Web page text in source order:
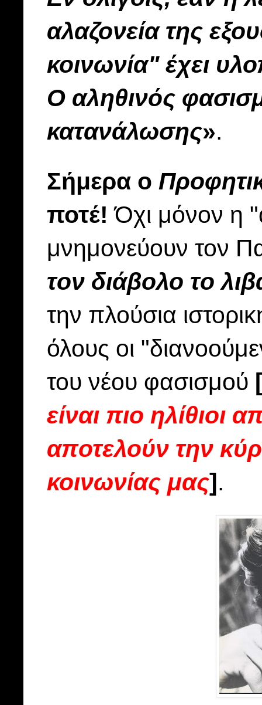
αλαζονεία της
κοινωνία" έχει
Ο αληθινός
κατανάλωσης».
Σήμερα ο
ποτέ! Όχι μόνον η
μνημονεύουν τον
τον διάβολο το
την πλούσια
όλους οι
του νέου φασισμού
είναι πιο
αποτελούν την
κοινωνίας μας].